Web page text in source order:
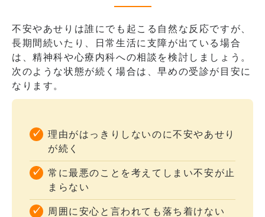
不安やあせりは誰にでも起こる自然な反応ですが、
長期間続いたり、日常生活に支障が出ている場合
は、精神科や心療内科への相談を検討しましょう。
次のような状態が続く場合は、早めの受診が目安に
なります。
理由がはっきりしないのに不安やあせり
が続く
常に最悪のことを考えてしまい不安が止
まらない
周囲に安心と言われても落ち着けない